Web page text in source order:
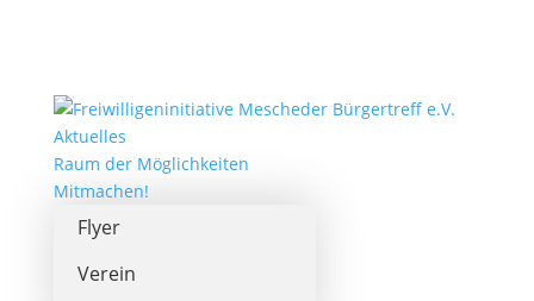
Aktuelles
Raum der Möglichkeiten
Mitmachen!
Flyer
Verein